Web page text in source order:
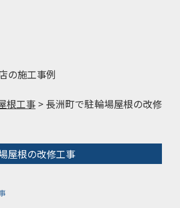
の施工事例
根工事> 長洲町で駐輪場屋根の改修
屋根の改修工事